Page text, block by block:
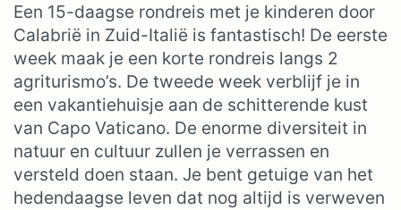
Een 15-daagse rondreis met je kinderen door
Calabrië in Zuid-Italië is fantastisch! De eerste
week maak je een korte rondreis langs 2
agriturismo’s. De tweede week verblijf je in
een vakantiehuisje aan de schitterende kust
van Capo Vaticano. De enorme diversiteit in
natuur en cultuur zullen je verrassen en
versteld doen staan. Je bent getuige van het
hedendaagse leven dat nog altijd is verweven